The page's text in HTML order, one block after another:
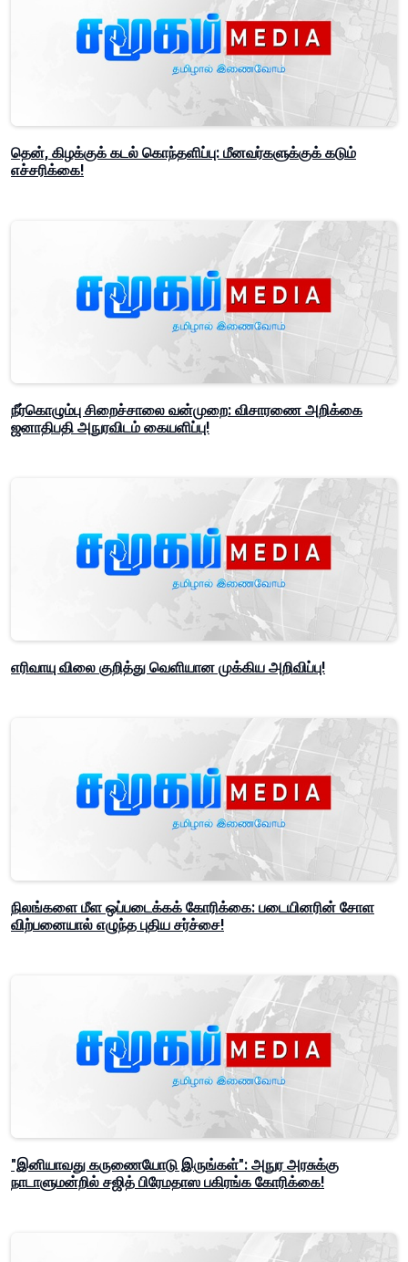
தென், கிழக்குக் கடல் கொந்தளிப்பு: மீனவர்களுக்குக் கடும்
எச்சரிக்கை!
நீர்கொழும்பு சிறைச்சாலை வன்முறை: விசாரணை அறிக்கை
ஜனாதிபதி அநுரவிடம் கையளிப்பு!
எரிவாயு விலை குறித்து வெளியான முக்கிய அறிவிப்பு!
நிலங்களை மீள ஒப்படைக்கக் கோரிக்கை: படையினரின் சோள
விற்பனையால் எழுந்த புதிய சர்ச்சை!
"இனியாவது கருணையோடு இருங்கள்": அநுர அரசுக்கு
நாடாளுமன்றில் சஜித் பிரேமதாஸ பகிரங்க கோரிக்கை!